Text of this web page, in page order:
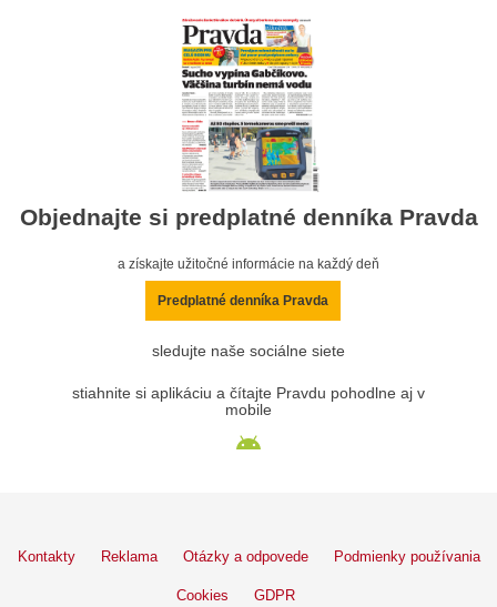
Objednajte si predplatné denníka Pravda
a získajte užitočné informácie na každý deň
Predplatné denníka Pravda
sledujte naše sociálne siete
stiahnite si aplikáciu a čítajte Pravdu pohodlne aj v
mobile
Kontakty Reklama Otázky a odpovede Podmienky používania
Cookies GDPR